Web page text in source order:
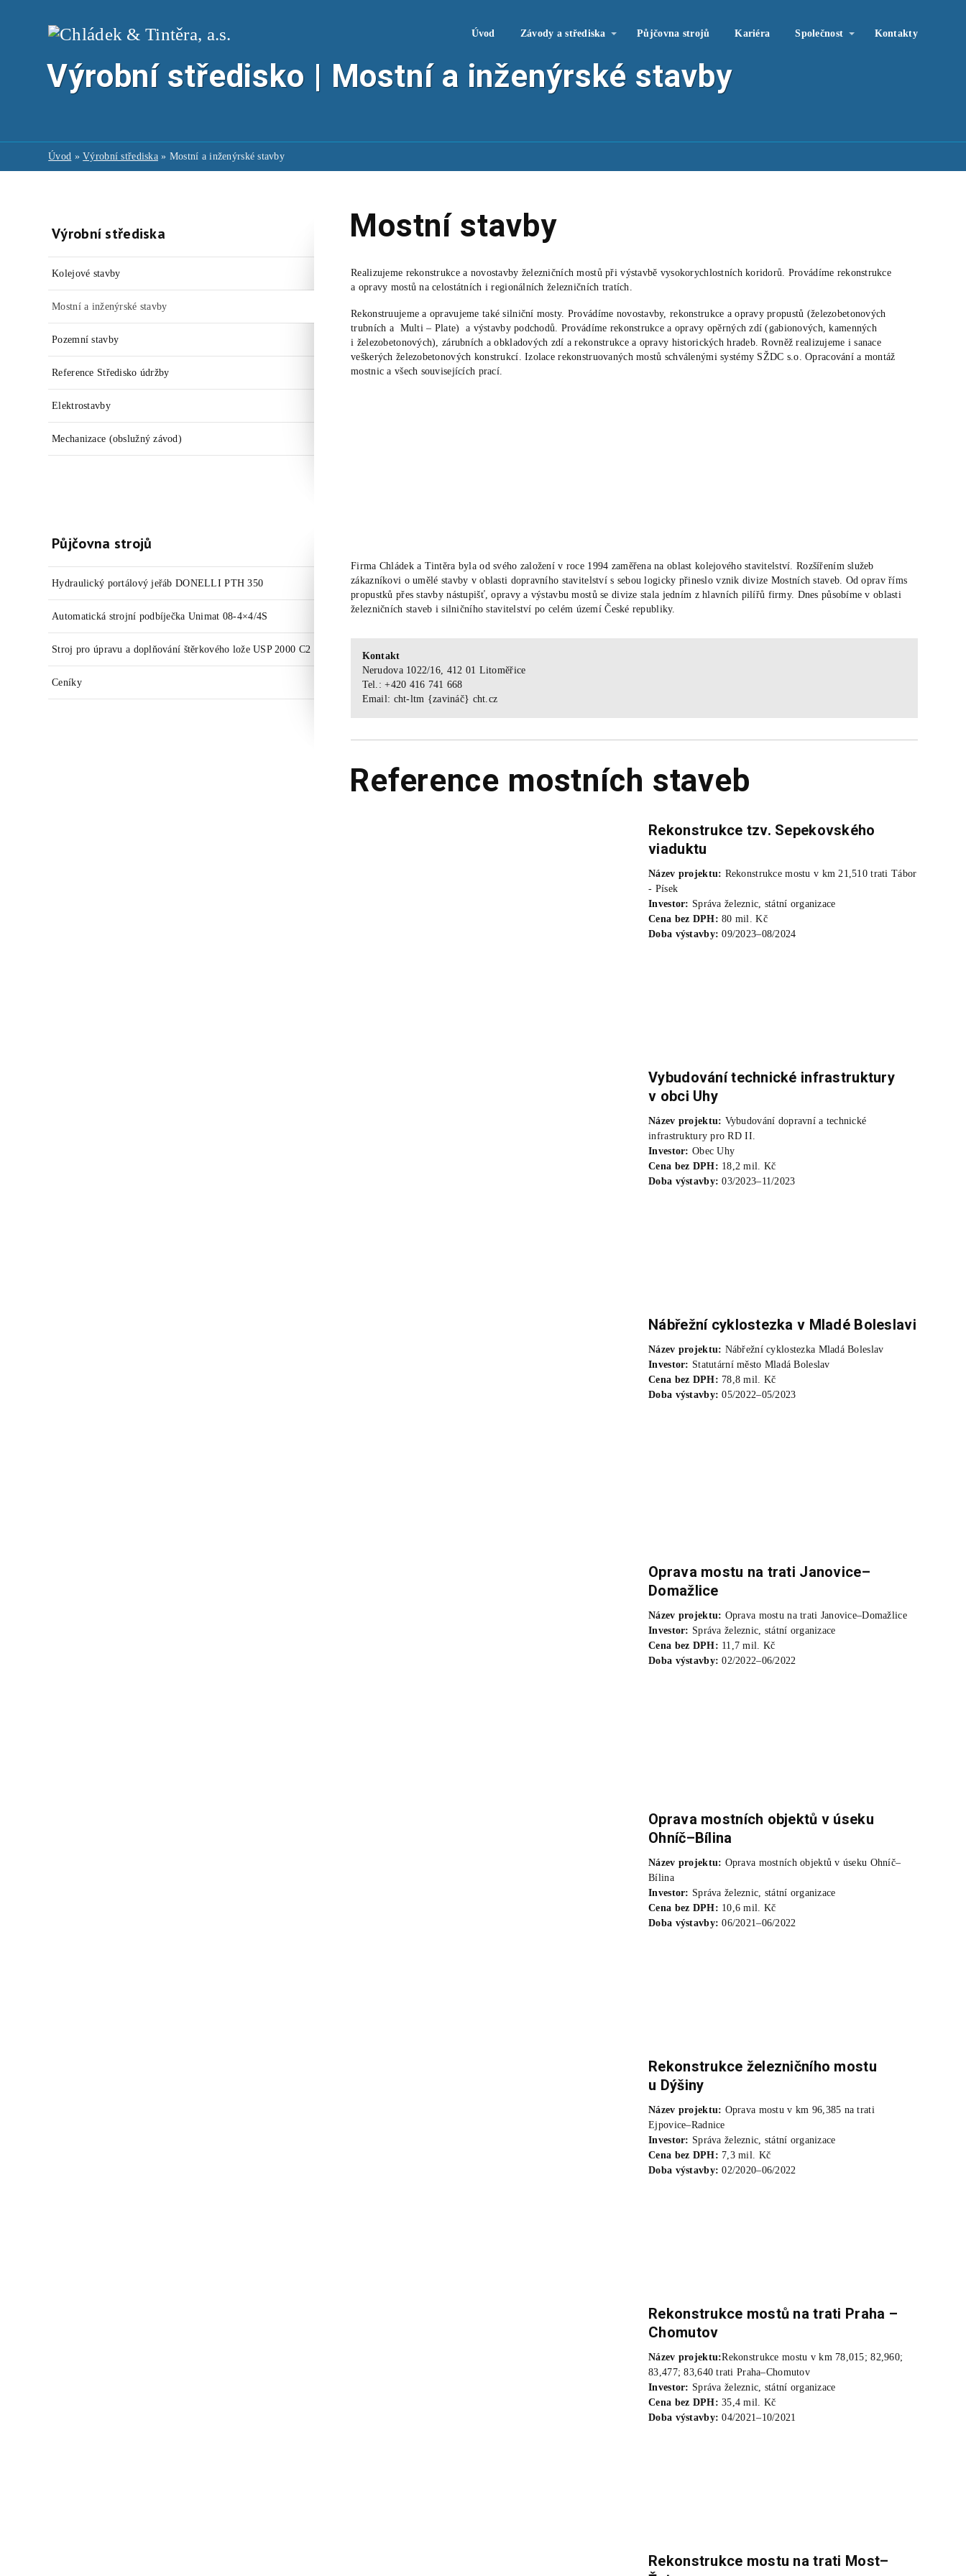
Úvod Závody a střediska Půjčovna strojů Kariéra Společnost Kontakty
Výrobní středisko | Mostní a inženýrské stavby
Úvod »Výrobní střediska» Mostní a inženýrské stavby
Výrobní střediska
Kolejové stavby
Mostní a inženýrské stavby
Pozemní stavby
Reference Středisko údržby
Elektrostavby
Mechanizace (obslužný závod)
Půjčovna strojů
Hydraulický portálový jeřáb DONELLI PTH 350
Automatická strojní podbíječka Unimat 08-4×4/4S
Stroj pro úpravu a doplňování štěrkového lože USP 2000 C2
Ceníky
Mostní stavby
Realizujeme rekonstrukce a novostavby železničních mostů při výstavbě vysokorychlostních koridorů. Provádíme rekonstrukce
a opravy mostů na celostátních i regionálních železničních tratích.
Rekonstruujeme a opravujeme také silniční mosty. Provádíme novostavby, rekonstrukce a opravy propustů (železobetonových
trubních a Multi – Plate) a výstavby podchodů. Provádíme rekonstrukce a opravy opěrných zdí (gabionových, kamenných
i železobetonových), zárubních a obkladových zdí a rekonstrukce a opravy historických hradeb. Rovněž realizujeme i sanace
veškerých železobetonových konstrukcí. Izolace rekonstruovaných mostů schválenými systémy SŽDC s.o. Opracování a montáž
mostnic a všech souvisejících prací.
Firma Chládek a Tintěra byla od svého založení v roce 1994 zaměřena na oblast kolejového stavitelství. Rozšířením služeb
zákazníkovi o umělé stavby v oblasti dopravního stavitelství s sebou logicky přineslo vznik divize Mostních staveb. Od oprav říms
propustků přes stavby nástupišť, opravy a výstavbu mostů se divize stala jedním z hlavních pilířů firmy. Dnes působíme v oblasti
železničních staveb i silničního stavitelství po celém území České republiky.
Kontakt
Nerudova 1022/16, 412 01 Litoměřice
Tel.: +420 416 741 668
Email: cht-ltm {zavináč} cht.cz
Reference mostních staveb
Rekonstrukce tzv. Sepekovského
viaduktu
Název projektu: Rekonstrukce mostu v km 21,510 trati Tábor
- Písek
Investor: Správa železnic, státní organizace
Cena bez DPH:80 mil. Kč
Doba výstavby:09/2023–08/2024
Vybudování technické infrastruktury
v obci Uhy
Název projektu: Vybudování dopravní a technické
infrastruktury pro RD II.
Investor: Obec Uhy
Cena bez DPH: 18,2 mil. Kč
Doba výstavby:03/2023–11/2023
Nábřežní cyklostezka v Mladé Boleslavi
Název projektu: Nábřežní cyklostezka Mladá Boleslav
Investor: Statutární město Mladá Boleslav
Cena bez DPH: 78,8 mil. Kč
Doba výstavby:05/2022–05/2023
Oprava mostu na trati Janovice–
Domažlice
Název projektu: Oprava mostu na trati Janovice–Domažlice
Investor: Správa železnic, státní organizace
Cena bez DPH: 11,7 mil. Kč
Doba výstavby:02/2022–06/2022
Oprava mostních objektů v úseku
Ohníč–Bílina
Název projektu: Oprava mostních objektů v úseku Ohníč–
Bílina
Investor: Správa železnic, státní organizace
Cena bez DPH: 10,6 mil. Kč
Doba výstavby:06/2021–06/2022
Rekonstrukce železničního mostu
u Dýšiny
Název projektu: Oprava mostu v km 96,385 na trati
Ejpovice–Radnice
Investor: Správa železnic, státní organizace
Cena bez DPH: 7,3 mil. Kč
Doba výstavby:02/2020–06/2022
Rekonstrukce mostů na trati Praha –
Chomutov
Název projektu:Rekonstrukce mostu v km 78,015; 82,960;
83,477; 83,640 trati Praha–Chomutov
Investor: Správa železnic, státní organizace
Cena bez DPH:35,4 mil. Kč
Doba výstavby:04/2021–10/2021
Rekonstrukce mostu na trati Most–